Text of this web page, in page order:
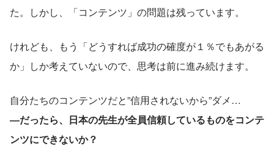
た。しかし、「コンテンツ」の問題は残っています。
けれども、もう「どうすれば成功の確度が１％でもあがる
か」しか考えていないので、思考は前に進み続けます。
自分たちのコンテンツだと”信用されないから”ダメ…
―だったら、日本の先生が全員信頼しているものをコンテ
ンツにできないか？